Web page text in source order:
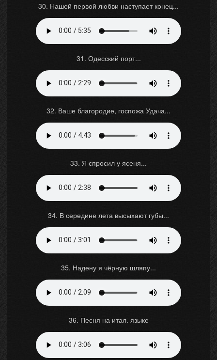
30. Нашей первой любви наступает конец...
31. Одесский порт...
32. Ваше благородие, госпожа Удача...
33. Я спросил у ясеня...
34. В середине лета высыхают губы...
35. Надену я чёрную шляпу...
36. Песня на итал. языке